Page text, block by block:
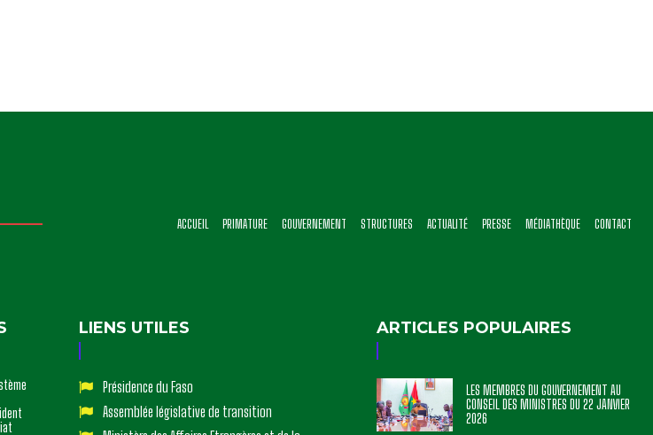
ACCUEIL PRIMATURE GOUVERNEMENT STRUCTURES ACTUALITÉ PRESSE MÉDIATHÈQUE CONTACT
LIENS UTILES
Présidence du Faso
Assemblée législative de transition
ARTICLES POPULAIRES
LES MEMBRES DU GOUVERNEMENT AU
CONSEIL DES MINISTRES DU 22 JANVIER
2026